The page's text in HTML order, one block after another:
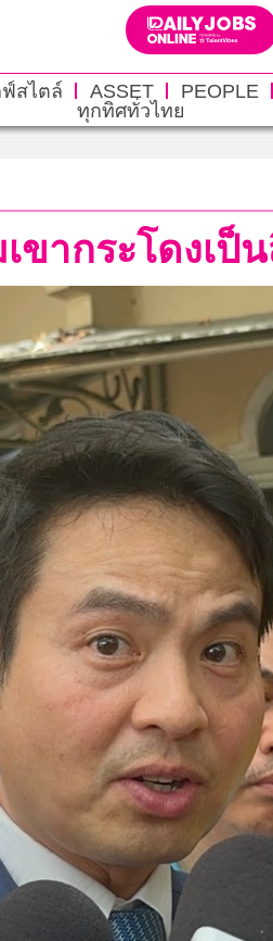
สไตล์ ASSET PEOPLE
ทุกทิศทั่วไทย
เขากระโดงเป็